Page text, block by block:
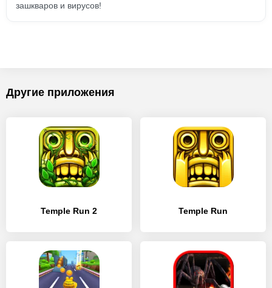
зашкваров и вирусов!
Другие приложения
Temple Run 2 Temple Run